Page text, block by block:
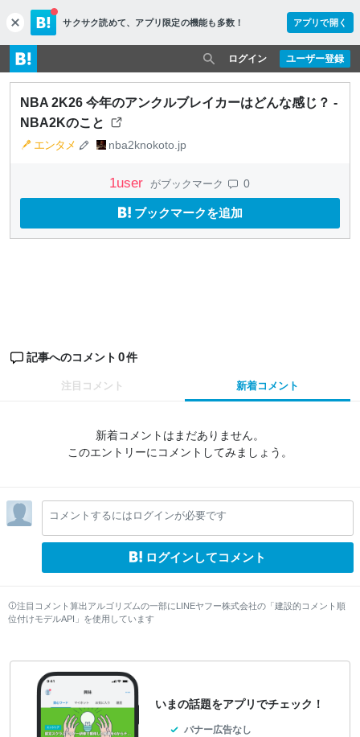
c
l
o
s
e
サクサク読めて、 アプリ限定の機能も多数！ アプリで開く
ユーザー登録
ログイン
NBA 2K26 今年のアンクルブレイカーはどんな感じ？ -
NBA2Kのこと
エンタメ nba2knokoto.jp
1user がブックマーク 0
ブックマークを追加
記事へのコメント 0件
注目コメント 新着コメント
新着コメントはまだありません。
このエントリーにコメントしてみましょう。
コメントするにはログインが必要です
ログインしてコメント
注目コメント算出アルゴリズムの一部にLINEヤフー株式会社の「建設的コメント順
位付けモデルAPI」を使用しています
いまの話題をアプリでチェック！
バナー広告なし